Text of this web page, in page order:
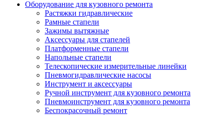
Оборудование для кузовного ремонта
Растяжки гидравлические
Рамные стапели
Зажимы вытяжные
Аксессуары для стапелей
Платформенные стапели
Напольные стапели
Телескопические измерительные линейки
Пневмогидравлические насосы
Инструмент и аксессуары
Ручной инструмент для кузовного ремонта
Пневмоинструмент для кузовного ремонта
Беспокрасочный ремонт